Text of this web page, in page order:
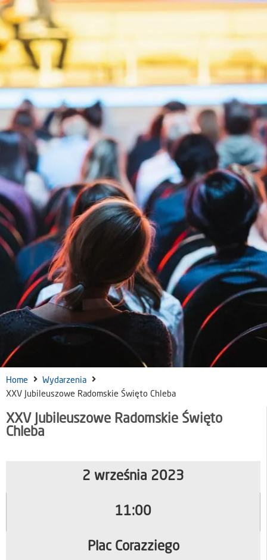
Home
Wydarzenia
XXV Jubileuszowe Radomskie Święto Chleba
XXV Jubileuszowe Radomskie Święto
Chleba
2 września 2023
11:00
Plac Corazziego